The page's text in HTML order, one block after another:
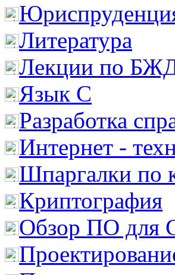
Литература
Лекции по
Язык С
Разработка
Интернет -
Шпаргалки по
Криптография
Обзор ПО для